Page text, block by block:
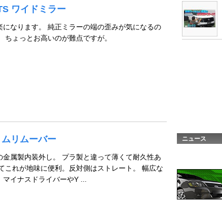
ワイドミラー
なります。 純正ミラーの端の歪みが気になるの
ょっとお高いのが難点ですが。
リムーバー
金属製内装外し。 プラ製と違って薄くて耐久性あ
これが地味に便利。反対側はストレート。 幅広な
イナスドライバーやY ...
ニュース